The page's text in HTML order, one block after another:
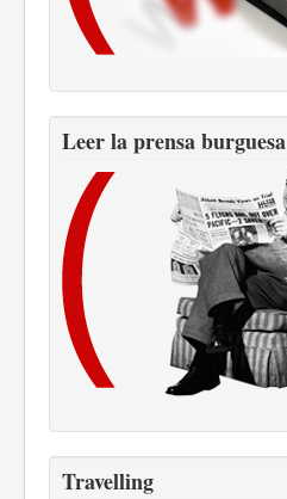
Leer la prensa burguesa
Travelling